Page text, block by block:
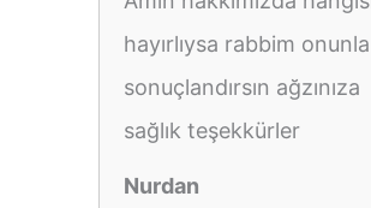
hayırlıysa rabbim onunla
sonuçlandırsın ağzınıza
sağlık teşekkürler
Nurdan